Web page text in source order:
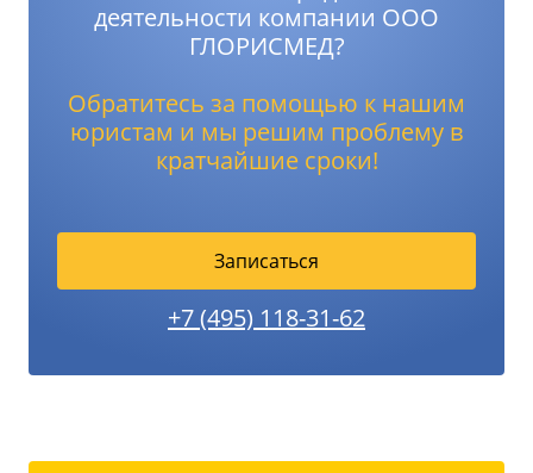
деятельности компании ООО
ГЛОРИСМЕД?
Обратитесь за помощью к нашим
юристам и мы решим проблему в
кратчайшие сроки!
Записаться
+7 (495) 118-31-62